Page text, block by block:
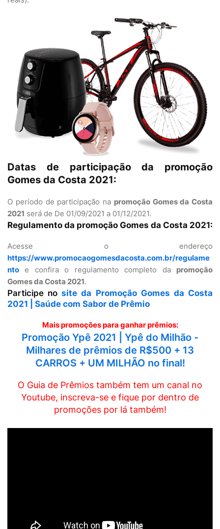
Datas de participação da promoção
Gomes da Costa 2021:
O período de participação na promoção Gomes da Costa
2021 será de De 01/09/2021 a 01/12/2021.
Regulamento da promoção Gomes da Costa 2021:
Acesse o endereço
https://www.promocaogomesdacosta.com.br/regulame
nto e confira o regulamento completo da promoção
Gomes da Costa 2021.
Participe nosite da Promoção Gomes da Costa
2021 | Saúde com Sabor de Prêmio
Mais promoções para ganhar prêmios:
Promoção Ypê 2021 | Ypê do Milhão -
Milhares de prêmios de R$500 + 13
CARROS + UM MILHÃO no final!
O Guia de Prêmios também tem um canal no
Youtube, inscreva-se e fique por dentro de
promoções por lá também!